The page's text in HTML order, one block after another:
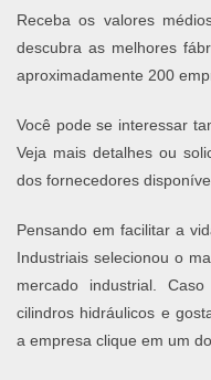
Receba os valores
descubra as melhores
aproximadamente 200
Você pode se interessar
Veja mais detalhes ou
dos fornecedores
Pensando em facilitar a
Industriais selecionou o
mercado industrial.
cilindros hidráulicos e
a empresa clique em um